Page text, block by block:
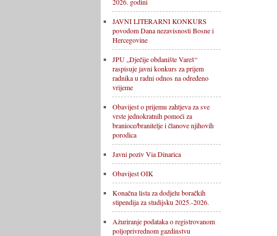
JAVNI LITERARNI KONKURS
povodom Dana nezavisnosti Bosne i
Hercegovine
JPU „Dječije obdanište Vareš“
raspisuje javni konkurs za prijem
radnika u radni odnos na određeno
vrijeme
Obavijest o prijemu zahtjeva za sve
vrste jednokratnih pomoći za
branioce/branitelje i članove njihovih
porodica
Javni poziv Via Dinarica
Obavijest OIK
Konačna lista za dodjelu boračkih
stipendija za studijsku 2025.-2026.
Ažuriranje podataka o registrovanom
poljoprivrednom gazdinstvu